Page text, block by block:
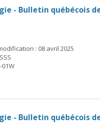
- Bulletin québécois
: 08 avril 2025
01W
- Bulletin québécois